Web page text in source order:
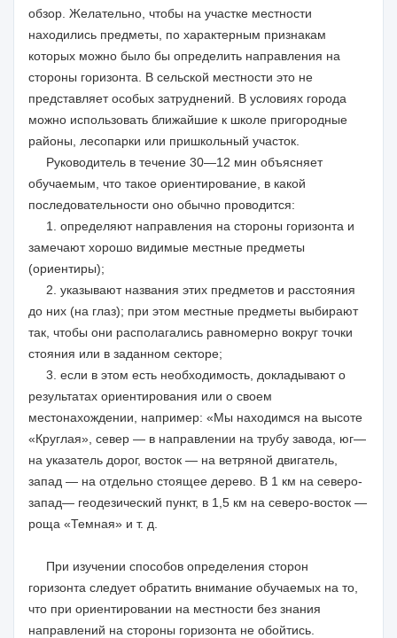
обзор. Желательно, чтобы на участке местности
находились предметы, по характерным признакам
которых можно было бы определить направления на
стороны горизонта. В сельской местности это не
представляет особых затруднений. В условиях города
можно использовать ближайшие к школе пригородные
районы, лесопарки или пришкольный участок.
Руководитель в течение 30—12 мин объясняет
обучаемым, что такое ориентирование, в какой
последовательности оно обычно проводится:
1. определяют направления на стороны горизонта и
замечают хорошо видимые местные предметы
(ориентиры);
2. указывают названия этих предметов и расстояния
до них (на глаз); при этом местные предметы выбирают
так, чтобы они располагались равномерно вокруг точки
стояния или в заданном секторе;
3. если в этом есть необходимость, докладывают о
результатах ориентирования или о своем
местонахождении, например: «Мы находимся на высоте
«Круглая», север — в направлении на трубу завода, юг—
на указатель дорог, восток — на ветряной двигатель,
запад — на отдельно стоящее дерево. В 1 км на северо-
запад— геодезический пункт, в 1,5 км на северо-восток —
роща «Темная» и т. д.
При изучении способов определения сторон
горизонта следует обратить внимание обучаемых на то,
что при ориентировании на местности без знания
направлений на стороны горизонта не обойтись.